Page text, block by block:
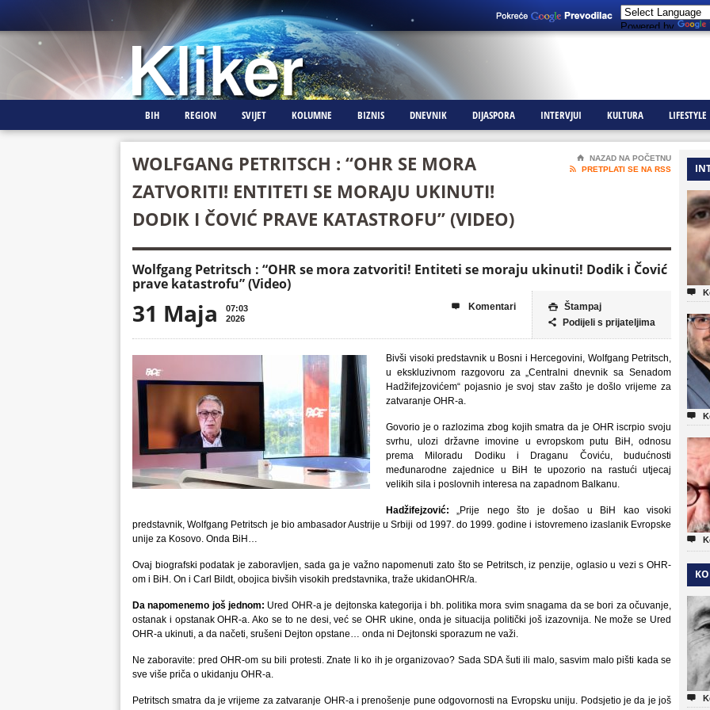
Powered by
BIH REGION SVIJET KOLUMNE BIZNIS DNEVNIK DIJASPORA INTERVJUI KULTURA LIFESTYLE
WOLFGANG PETRITSCH : “OHR SE MORA
ZATVORITI! ENTITETI SE MORAJU UKINUTI!
DODIK I ČOVIĆ PRAVE KATASTROFU” (VIDEO)
⌂
NAZAD NA POČETNU

PRETPLATI SE NA RSS
Wolfgang Petritsch : “OHR se mora zatvoriti! Entiteti se moraju ukinuti! Dodik i Čović
prave katastrofu” (Video)
31 Maja
07:03
2026
 Štampaj
 Podijeli s prijateljima
 Komentari
Bivši visoki predstavnik u Bosni i Hercegovini, Wolfgang Petritsch,
u ekskluzivnom razgovoru za „Centralni dnevnik sa Senadom
Hadžifejzovićem“ pojasnio je svoj stav zašto je došlo vrijeme za
zatvaranje OHR-a.
Govorio je o razlozima zbog kojih smatra da je OHR iscrpio svoju
svrhu, ulozi državne imovine u evropskom putu BiH, odnosu
prema Miloradu Dodiku i Draganu Čoviću, budućnosti
međunarodne zajednice u BiH te upozorio na rastući utjecaj
velikih sila i poslovnih interesa na zapadnom Balkanu.
Hadžifejzović: „Prije nego što je došao u BiH kao visoki
predstavnik, Wolfgang Petritsch je bio ambasador Austrije u Srbiji od 1997. do 1999. godine i istovremeno izaslanik Evropske
unije za Kosovo. Onda BiH…
Ovaj biografski podatak je zaboravljen, sada ga je važno napomenuti zato što se Petritsch, iz penzije, oglasio u vezi s OHR-
om i BiH. On i Carl Bildt, obojica bivših visokih predstavnika, traže ukidanOHR/a.
Da napomenemo još jednom: Ured OHR-a je dejtonska kategorija i bh. politika mora svim snagama da se bori za očuvanje,
ostanak i opstanak OHR-a. Ako se to ne desi, već se OHR ukine, onda je situacija politički još izazovnija. Ne može se Ured
OHR-a ukinuti, a da načeti, srušeni Dejton opstane… onda ni Dejtonski sporazum ne važi.
Ne zaboravite: pred OHR-om su bili protesti. Znate li ko ih je organizovao? Sada SDA šuti ili malo, sasvim malo pišti kada se
sve više priča o ukidanju OHR-a.
Petritsch smatra da je vrijeme za zatvaranje OHR-a i prenošenje pune odgovornosti na Evropsku uniju. Podsjetio je da je još



